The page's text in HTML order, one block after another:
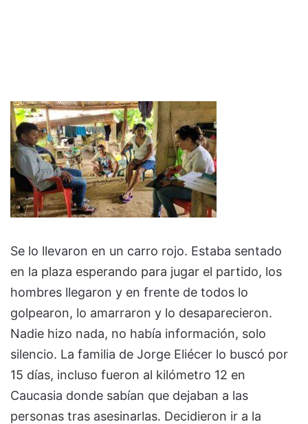
Se lo llevaron en un carro rojo. Estaba sentado
en la plaza esperando para jugar el partido, los
hombres llegaron y en frente de todos lo
golpearon, lo amarraron y lo desaparecieron.
Nadie hizo nada, no había información, solo
silencio. La familia de Jorge Eliécer lo buscó por
15 días, incluso fueron al kilómetro 12 en
Caucasia donde sabían que dejaban a las
personas tras asesinarlas. Decidieron ir a la